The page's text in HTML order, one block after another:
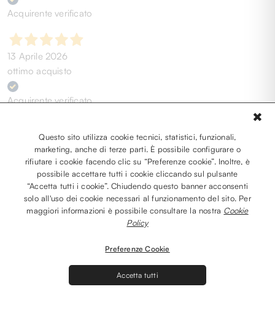
Acquirente verificato
13 Aprile 2026
ottimo acquisto
Acquirente verificato
09 Aprile 2026
Envoi rapide et super prix pour les sneakers Colmar
Acquirente verificato
Questo sito utilizza cookie tecnici, statistici, funzionali,
marketing, anche di terze parti. È possibile configurare o
rifiutare i cookie facendo clic su “Preferenze cookie”. Inoltre, è
possibile accettare tutti i cookie cliccando sul pulsante
“Accetta tutti i cookie”. Chiudendo questo banner acconsenti
solo all'uso dei cookie necessari al funzionamento del sito. Per
maggiori informazioni è possibile consultare la nostra Cookie
Policy
Preferenze Cookie
✖
Accetta tutti